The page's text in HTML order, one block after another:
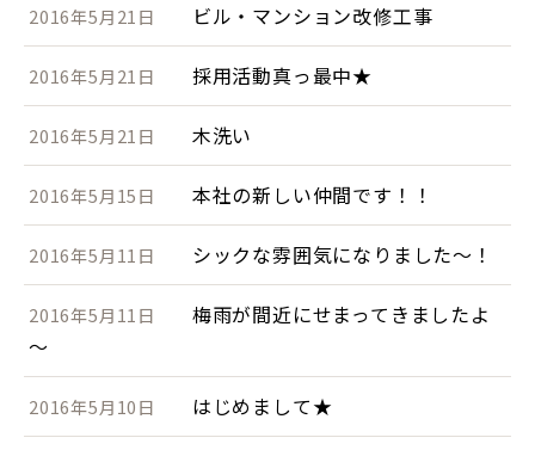
2016年5月21日 ビル・マンション改修工事
2016年5月21日 採用活動真っ最中★
2016年5月21日 木洗い
2016年5月15日 本社の新しい仲間です！！
2016年5月11日 シックな雰囲気になりました～！
2016年5月11日
梅雨が間近にせまってきましたよ
～
2016年5月10日 はじめまして★